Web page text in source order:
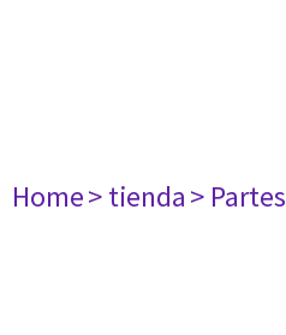
Home> tienda> Partes